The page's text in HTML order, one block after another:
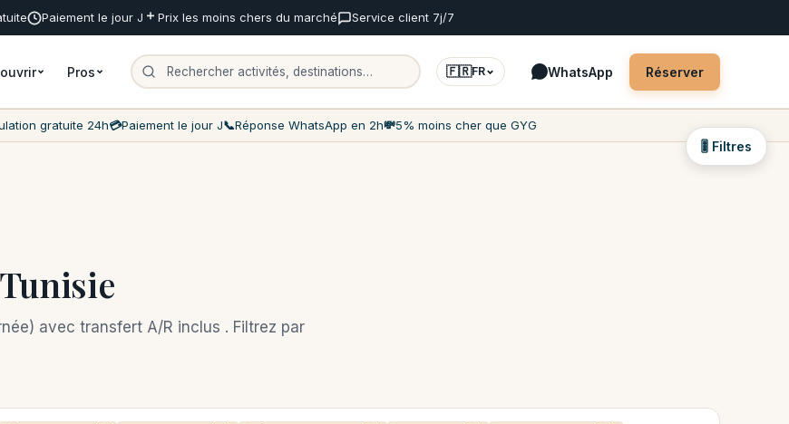
Paiement le jour J Prix les moins chers du marché Service client 7j/7
Pros 🇫🇷FR WhatsApp Réserver
gratuite 24h💳Paiement le jour J📞Réponse WhatsApp en 2h💸5% moins cher que GYG
avec transfert A/R inclus . Filtrez par
🎚 Filtres